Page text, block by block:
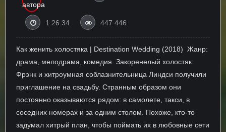
1:26:34 447 446
Как женить холостяка | Destination Wedding (2018) ⁠ Жанр:
драма, мелодрама, комедия ⁠ Закоренелый холостяк
Фрэнк и хитроумная соблазнительница Линдси получили
приглашение на свадьбу. Странным образом они
постоянно оказываются рядом: в самолете, такси, в
соседних номерах и за одним столом. Похоже, кто-то
задумал хитрый план, чтобы поймать их в любовные сети